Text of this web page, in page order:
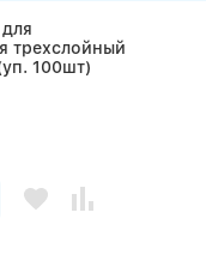
трехслойный
100шт)